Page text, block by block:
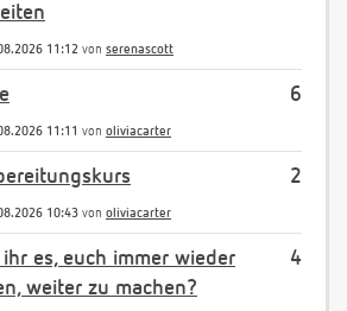
11:12 von serenascott
6
11:11 von oliviacarter
2
10:43 von oliviacarter
4
es, euch immer wieder
weiter zu machen?